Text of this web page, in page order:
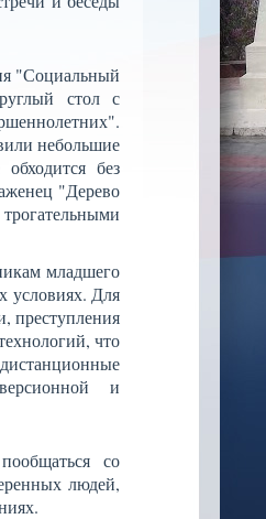
"Социальный
стол с
небольшие
без
"Дерево
младшего
условиях. Для
преступления
что
и
со
людей,